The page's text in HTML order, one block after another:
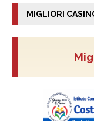
MIGLIORI